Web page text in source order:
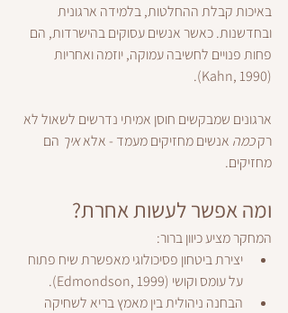
באיכות קבלת ההחלטות, בלמידה ארגונית
ובחדשנות. כאשר אנשים עסוקים בהישרדות, הם
פחות פנויים לחשיבה עמוקה, יוזמה ואחריות
(Kahn, 1990).
ארגונים שמבקשים חוסן אמיתי נדרשים לשאול לא
רק כמה אנשים מחזיקים מעמד - אלא איך הם
מחזיקים.
ומה אפשר לעשות אחרת?
המחקר מציע כיוון ברור:
יצירת ביטחון פסיכולוגי מאפשרת שיח פתוח
על עומס וקושי (Edmondson, 1999).
הבחנה ניהולית בין מאמץ בריא לשחיקה